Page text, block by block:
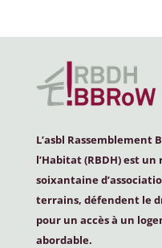
L’asbl Rassemblement
l’Habitat (RBDH) est un
soixantaine
terrains, défendent le
pour un accès à un
abordable.